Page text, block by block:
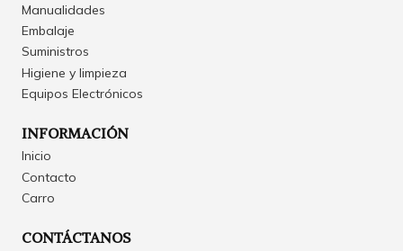
Manualidades
Embalaje
Suministros
Higiene y limpieza
Equipos Electrónicos
INFORMACIÓN
Inicio
Contacto
Carro
CONTÁCTANOS